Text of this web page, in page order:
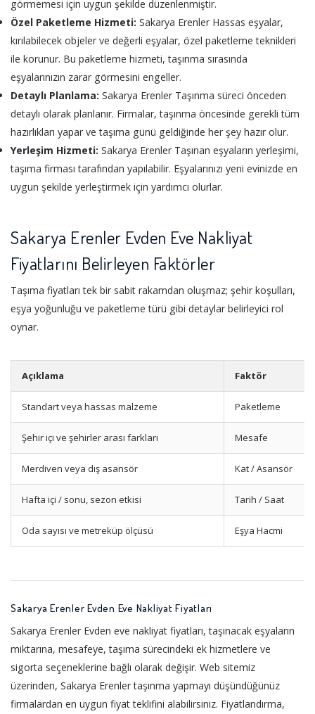
görmemesi için uygun şekilde düzenlenmiştir.
Özel Paketleme Hizmeti: Sakarya Erenler Hassas eşyalar,
kırılabilecek objeler ve değerli eşyalar, özel paketleme teknikleri
ile korunur. Bu paketleme hizmeti, taşınma sırasında
eşyalarınızın zarar görmesini engeller.
Detaylı Planlama: Sakarya Erenler Taşınma süreci önceden
detaylı olarak planlanır. Firmalar, taşınma öncesinde gerekli tüm
hazırlıkları yapar ve taşıma günü geldiğinde her şey hazır olur.
Yerleşim Hizmeti: Sakarya Erenler Taşınan eşyaların yerleşimi,
taşıma firması tarafından yapılabilir. Eşyalarınızı yeni evinizde en
uygun şekilde yerleştirmek için yardımcı olurlar.
Sakarya Erenler Evden Eve Nakliyat
Fiyatlarını Belirleyen Faktörler
Taşıma fiyatları tek bir sabit rakamdan oluşmaz; şehir koşulları,
eşya yoğunluğu ve paketleme türü gibi detaylar belirleyici rol
oynar.
Açıklama Faktör
Standart veya hassas malzeme Paketleme
Şehir içi ve şehirler arası farkları Mesafe
Merdiven veya dış asansör Kat / Asansör
Hafta içi / sonu, sezon etkisi Tarih / Saat
Oda sayısı ve metreküp ölçüsü Eşya Hacmi
Sakarya Erenler Evden Eve Nakliyat Fiyatları
Sakarya Erenler Evden eve nakliyat fiyatları, taşınacak eşyaların
miktarına, mesafeye, taşıma sürecindeki ek hizmetlere ve
sigorta seçeneklerine bağlı olarak değişir. Web sitemiz
üzerinden, Sakarya Erenler taşınma yapmayı düşündüğünüz
firmalardan en uygun fiyat teklifini alabilirsiniz. Fiyatlandırma,